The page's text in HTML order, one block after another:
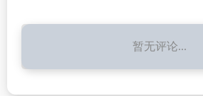
暂无评论...